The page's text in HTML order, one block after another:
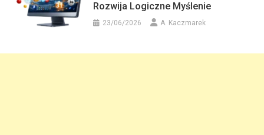
Rozwija Logiczne Myślenie
23/06/2026 A. Kaczmarek